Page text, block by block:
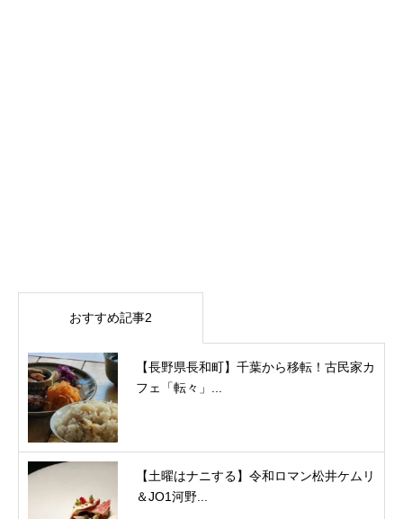
おすすめ記事2
【長野県長和町】千葉から移転！古民家カ
フェ「転々」...
【土曜はナニする】令和ロマン松井ケムリ
＆JO1河野...